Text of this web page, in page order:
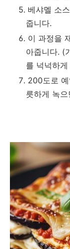
베샤멜 소
줍니다.
이 과정을
아줍니다. (
를 넉넉하
200도로
릇하게 녹